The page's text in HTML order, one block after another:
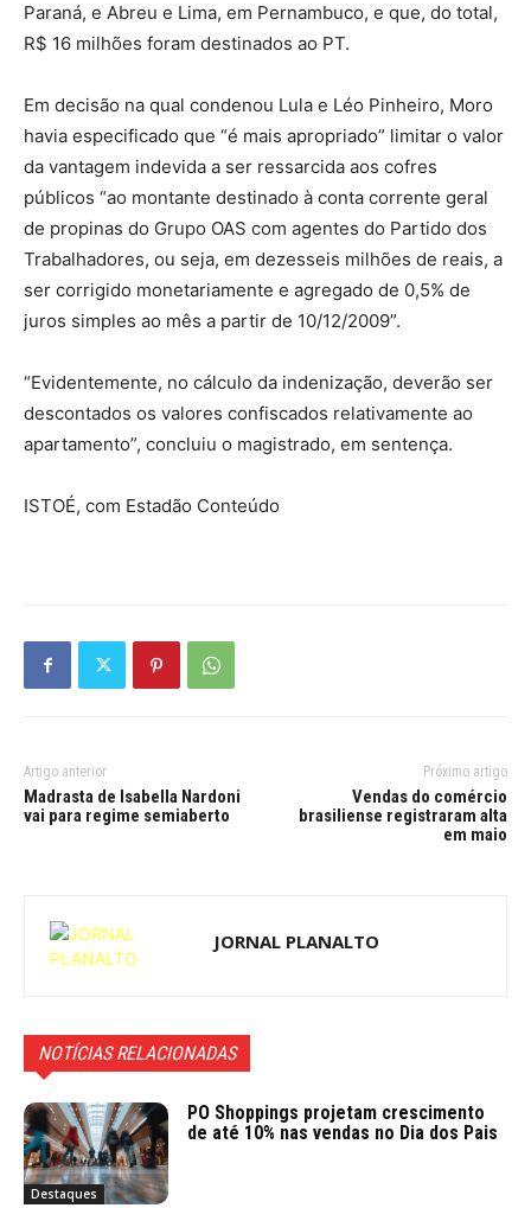
Paraná, e Abreu e Lima, em Pernambuco, e que, do total,
R$ 16 milhões foram destinados ao PT.
Em decisão na qual condenou Lula e Léo Pinheiro, Moro
havia especificado que “é mais apropriado” limitar o valor
da vantagem indevida a ser ressarcida aos cofres
públicos “ao montante destinado à conta corrente geral
de propinas do Grupo OAS com agentes do Partido dos
Trabalhadores, ou seja, em dezesseis milhões de reais, a
ser corrigido monetariamente e agregado de 0,5% de
juros simples ao mês a partir de 10/12/2009”.
“Evidentemente, no cálculo da indenização, deverão ser
descontados os valores confiscados relativamente ao
apartamento”, concluiu o magistrado, em sentença.
ISTOÉ, com Estadão Conteúdo
Artigo anterior
Madrasta de Isabella Nardoni
vai para regime semiaberto
Próximo artigo
Vendas do comércio
brasiliense registraram alta
em maio
JORNAL PLANALTO
NOTÍCIAS RELACIONADAS
Destaques
PO Shoppings projetam crescimento
de até 10% nas vendas no Dia dos Pais